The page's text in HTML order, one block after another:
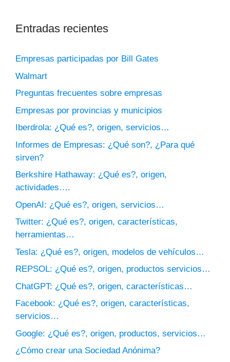
Entradas recientes
Empresas participadas por Bill Gates
Walmart
Preguntas frecuentes sobre empresas
Empresas por provincias y municipios
Iberdrola: ¿Qué es?, origen, servicios…
Informes de Empresas: ¿Qué son?, ¿Para qué
sirven?
Berkshire Hathaway: ¿Qué es?, origen,
actividades….
OpenAI: ¿Qué es?, origen, servicios…
Twitter: ¿Qué es?, origen, características,
herramientas…
Tesla: ¿Qué es?, origen, modelos de vehículos…
REPSOL: ¿Qué es?, origen, productos servicios…
ChatGPT: ¿Qué es?, origen, características…
Facebook: ¿Qué es?, origen, características,
servicios…
Google: ¿Qué es?, origen, productos, servicios…
¿Cómo crear una Sociedad Anónima?